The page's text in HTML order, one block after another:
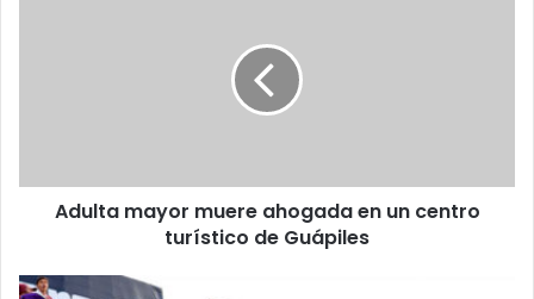
de
GuápilesAdulta mayor muere ahogada en un centro
turístico de Guápiles
Saprissa